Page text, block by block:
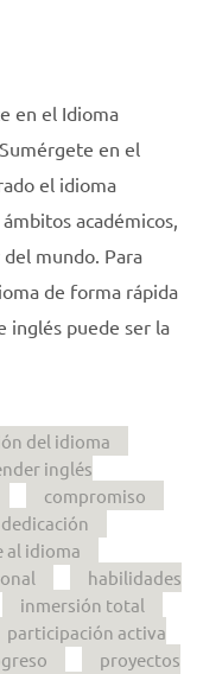
en el Idioma
en el
el idioma
académicos,
mundo. Para
de forma rápida
inglés puede ser la
del idioma
inglés
compromiso
dedicación
al idioma
habilidades
inmersión total
participación activa
proyectos